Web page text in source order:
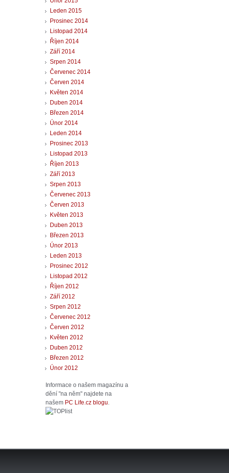
Leden 2015
Prosinec 2014
Listopad 2014
Říjen 2014
Září 2014
Srpen 2014
Červenec 2014
Červen 2014
Květen 2014
Duben 2014
Březen 2014
Únor 2014
Leden 2014
Prosinec 2013
Listopad 2013
Říjen 2013
Září 2013
Srpen 2013
Červenec 2013
Červen 2013
Květen 2013
Duben 2013
Březen 2013
Únor 2013
Leden 2013
Prosinec 2012
Listopad 2012
Říjen 2012
Září 2012
Srpen 2012
Červenec 2012
Červen 2012
Květen 2012
Duben 2012
Březen 2012
Únor 2012
Informace o našem magazínu a
dění "na něm" najdete na
našem PC Life.cz blogu.